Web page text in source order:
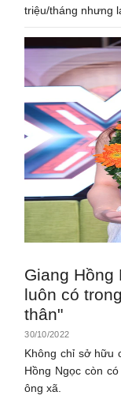
triệu/tháng nhưng
Giang Hồng
luôn có
thân"
30/10/2022
Không chỉ sở hữu
Hồng Ngọc còn
ông xã.